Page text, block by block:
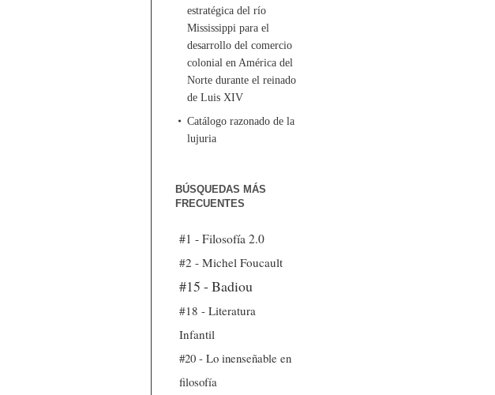
estratégica del río
Mississippi para el
desarrollo del comercio
colonial en América del
Norte durante el reinado
de Luis XIV
Catálogo razonado de la
lujuria
BÚSQUEDAS MÁS
FRECUENTES
#1 - Filosofía 2.0
#2 - Michel Foucault
#15 - Badiou
#18 - Literatura
Infantil
#20 - Lo inenseñable en
filosofía